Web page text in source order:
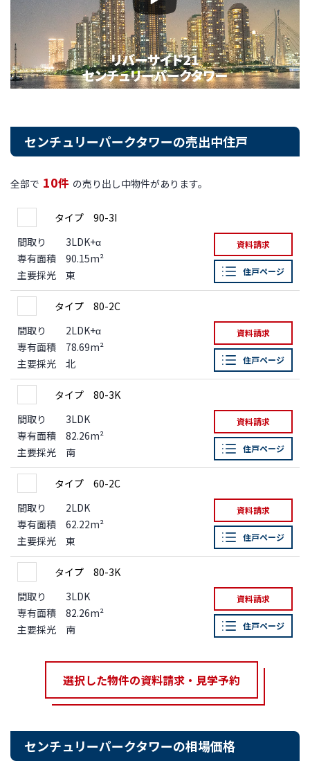
センチュリーパークタワーの売出中住戸
全部で 10件 の売り出し中物件があります。
タイプ 90-3I
間取り
3LDK+α
専有面積
90.15m²
主要採光
東
資料請求
住戸ページ
タイプ 80-2C
間取り
2LDK+α
専有面積
78.69m²
主要採光
北
資料請求
住戸ページ
タイプ 80-3K
間取り
3LDK
専有面積
82.26m²
主要採光
南
資料請求
住戸ページ
タイプ 60-2C
間取り
2LDK
専有面積
62.22m²
主要採光
東
資料請求
住戸ページ
タイプ 80-3K
間取り
3LDK
専有面積
82.26m²
主要採光
南
資料請求
住戸ページ
選択した物件の資料請求・見学予約
センチュリーパークタワーの相場価格